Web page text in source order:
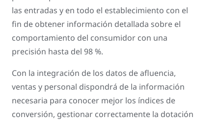
las entradas y en todo el establecimiento con el
fin de obtener información detallada sobre el
comportamiento del consumidor con una
precisión hasta del 98 %.
Con la integración de los datos de afluencia,
ventas y personal dispondrá de la información
necesaria para conocer mejor los índices de
conversión, gestionar correctamente la dotación